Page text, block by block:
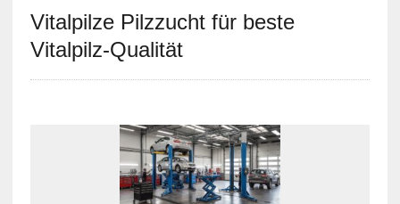
Vitalpilze Pilzzucht für beste
Vitalpilz-Qualität